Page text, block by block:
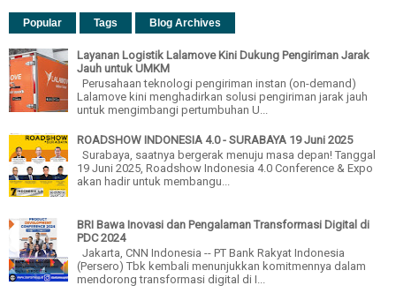
Popular Tags Blog Archives
Layanan Logistik Lalamove Kini Dukung Pengiriman Jarak
Jauh untuk UMKM
Perusahaan teknologi pengiriman instan (on-demand)
Lalamove kini menghadirkan solusi pengiriman jarak jauh
untuk mengimbangi pertumbuhan U...
ROADSHOW INDONESIA 4.0 - SURABAYA 19 Juni 2025
Surabaya, saatnya bergerak menuju masa depan! Tanggal
19 Juni 2025, Roadshow Indonesia 4.0 Conference & Expo
akan hadir untuk membangu...
BRI Bawa Inovasi dan Pengalaman Transformasi Digital di
PDC 2024
Jakarta, CNN Indonesia -- PT Bank Rakyat Indonesia
(Persero) Tbk kembali menunjukkan komitmennya dalam
mendorong transformasi digital di I...